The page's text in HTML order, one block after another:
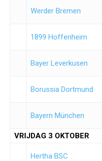
Werder Bremen
1899 Hoffenheim
Bayer Leverkusen
Borussia Dortmund
Bayern München
VRIJDAG 3 OKTOBER
Hertha BSC